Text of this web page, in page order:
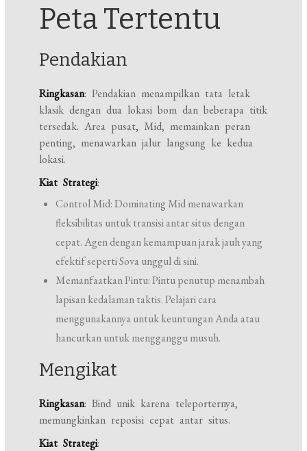
Peta Tertentu
Pendakian
Ringkasan: Pendakian menampilkan tata letak
klasik dengan dua lokasi bom dan beberapa titik
tersedak. Area pusat, Mid, memainkan peran
penting, menawarkan jalur langsung ke kedua
lokasi.
Kiat Strategi:
Control Mid: Dominating Mid menawarkan
fleksibilitas untuk transisi antar situs dengan
cepat. Agen dengan kemampuan jarak jauh yang
efektif seperti Sova unggul di sini.
Memanfaatkan Pintu: Pintu penutup menambah
lapisan kedalaman taktis. Pelajari cara
menggunakannya untuk keuntungan Anda atau
hancurkan untuk mengganggu musuh.
Mengikat
Ringkasan: Bind unik karena teleporternya,
memungkinkan reposisi cepat antar situs.
Kiat Strategi: